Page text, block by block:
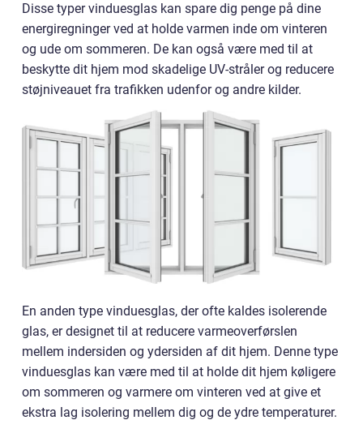
Disse typer vinduesglas kan spare dig penge på dine
energiregninger ved at holde varmen inde om vinteren
og ude om sommeren. De kan også være med til at
beskytte dit hjem mod skadelige UV-stråler og reducere
støjniveauet fra trafikken udenfor og andre kilder.
En anden type vinduesglas, der ofte kaldes isolerende
glas, er designet til at reducere varmeoverførslen
mellem indersiden og ydersiden af dit hjem. Denne type
vinduesglas kan være med til at holde dit hjem køligere
om sommeren og varmere om vinteren ved at give et
ekstra lag isolering mellem dig og de ydre temperaturer.